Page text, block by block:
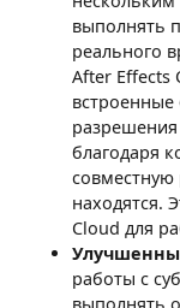
выполнять
реального
After Effects
встроенные
благодаря
совместную
находятся.
Cloud для
работы с